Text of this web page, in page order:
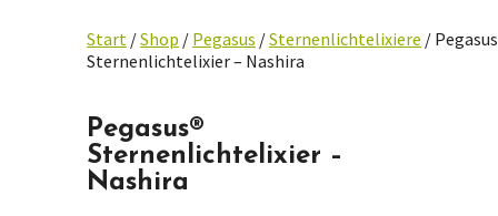
Start /Shop / Pegasus /Sternenlichtelixiere /
Sternenlichtelixier – Nashira
Pegasus®
Sternenlichtelixier –
Nashira